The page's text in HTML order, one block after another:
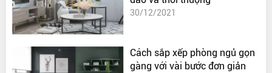
30/12/2021
Cách sắp xếp phòng ngủ gọn
gàng với vài bước đơn giản